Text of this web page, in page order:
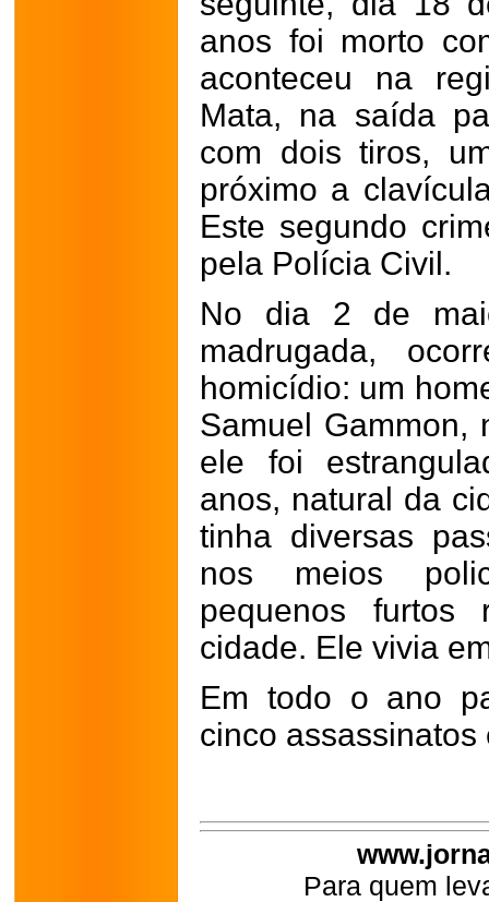
anos foi morto
aconteceu na
Mata, na saída
com dois tiros,
próximo a
Este segundo
pela Polícia Civil.
No dia 2 de
madrugada,
homicídio: um
Samuel Gammon,
ele foi
anos, natural da
tinha diversas
nos meios
pequenos furtos
cidade. Ele vivia
Em todo o ano
cinco assassinatos
Para quem